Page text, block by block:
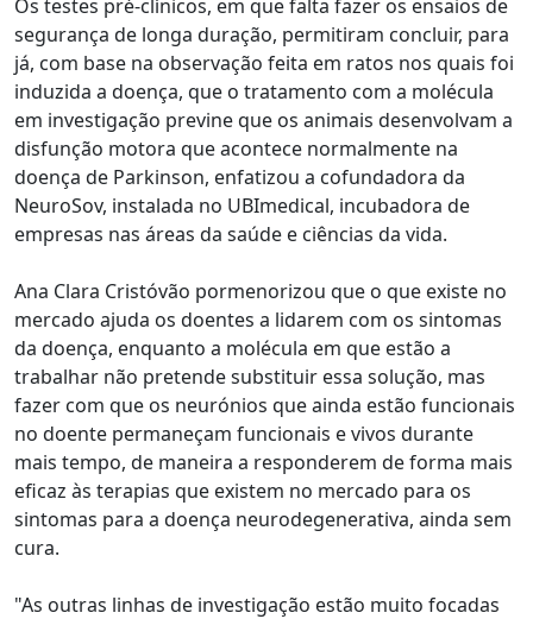
Os testes pré-clínicos, em que falta fazer os ensaios de
segurança de longa duração, permitiram concluir, para
já, com base na observação feita em ratos nos quais foi
induzida a doença, que o tratamento com a molécula
em investigação previne que os animais desenvolvam a
disfunção motora que acontece normalmente na
doença de Parkinson, enfatizou a cofundadora da
NeuroSov, instalada no UBImedical, incubadora de
empresas nas áreas da saúde e ciências da vida.
Ana Clara Cristóvão pormenorizou que o que existe no
mercado ajuda os doentes a lidarem com os sintomas
da doença, enquanto a molécula em que estão a
trabalhar não pretende substituir essa solução, mas
fazer com que os neurónios que ainda estão funcionais
no doente permaneçam funcionais e vivos durante
mais tempo, de maneira a responderem de forma mais
eficaz às terapias que existem no mercado para os
sintomas para a doença neurodegenerativa, ainda sem
cura.
"As outras linhas de investigação estão muito focadas